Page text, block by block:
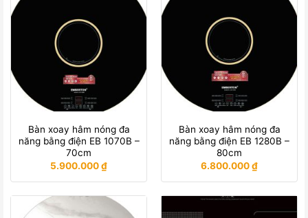
Bàn xoay hâm nóng đa
năng bằng điện EB 1070B –
70cm
5.900.000₫
Bàn xoay hâm nóng đa
năng bằng điện EB 1280B –
80cm
6.800.000₫